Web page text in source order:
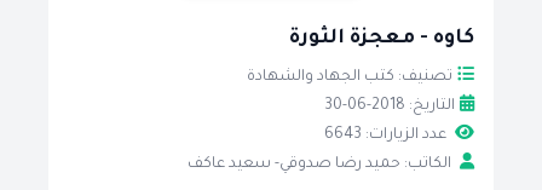
كاوه - معجزة الثورة
تصنيف: كتب الجهاد والشهادة
التاريخ: 2018-06-30
عدد الزيارات: 6643
الكاتب: حميد رضا صدوقي- سعيد عاكف